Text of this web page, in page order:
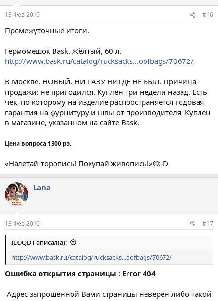
13 Фев 2010 #16
Промежуточные итоги.
Гермомешок Bask. Жёлтый, 60 л.
http://www.bask.ru/catalog/rucksacks...oofbags/70672/
В Москве. НОВЫЙ. НИ РАЗУ НИГДЕ НЕ БЫЛ. Причина
продажи: не пригодился. Куплен три недели назад. Есть
чек, по которому на изделие распространяется годовая
гарантия на фурнитуру и швы от производителя. Куплен
в магазине, указанном на сайте Bask.
Цена вопроса 1300 рэ.
«Налетай-торопись! Покупай живопись!»©:-D
Lana
13 Фев 2010 #17
IDDQD написал(а):
http://www.bask.ru/catalog/rucksacks...oofbags/70672/
Ошибка открытия страницы : Error 404
Адрес запрошенной Вами страницы неверен либо такой